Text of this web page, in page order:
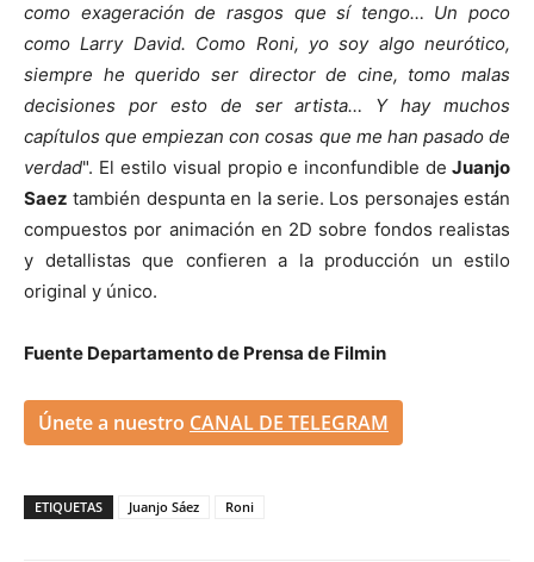
como exageración de rasgos que sí tengo… Un poco
como Larry David. Como Roni, yo soy algo neurótico,
siempre he querido ser director de cine, tomo malas
decisiones por esto de ser artista… Y hay muchos
capítulos que empiezan con cosas que me han pasado de
verdad". El estilo visual propio e inconfundible de Juanjo
Saez también despunta en la serie. Los personajes están
compuestos por animación en 2D sobre fondos realistas
y detallistas que confieren a la producción un estilo
original y único.
Fuente Departamento de Prensa de Filmin
Únete a nuestro CANAL DE TELEGRAM
ETIQUETAS Juanjo Sáez Roni